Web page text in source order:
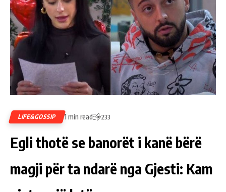
LIFE&GOSSIP 1 min read 233
Egli thotë se banorët i kanë bërë
magji për ta ndarë nga Gjesti: Kam